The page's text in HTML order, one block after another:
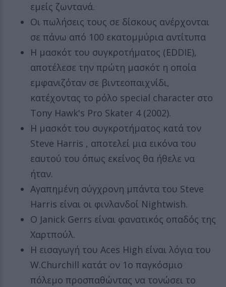
εμείς ζωντανά.
Οι πωλήσεις τους σε δίσκους ανέρχονται
σε πάνω από 100 εκατομμύρια αντίτυπα
Η μασκότ του συγκροτήματος (EDDIE),
αποτέλεσε την πρώτη μασκότ η οποία
εμφανιζόταν σε βιντεοπαιχνίδι,
κατέχοντας το ρόλο special character στο
Tony Hawk's Pro Skater 4 (2002).
Η μασκότ του συγκροτήματος κατά τον
Steve Harris , αποτελεί μια εικόνα του
εαυτού του όπως εκείνος θα ήθελε να
ήταν.
Αγαπημένη σύγχρονη μπάντα του Steve
Harris είναι οι φινλανδοί Nightwish.
Ο Janick Gerrs είναι φανατικός οπαδός της
Χαρτπούλ.
Η εισαγωγή του Aces High είναι λόγια του
W.Churchill κατάτ ον 1ο παγκόσμιο
πόλεμο προσπαθώντας να τονώσει το